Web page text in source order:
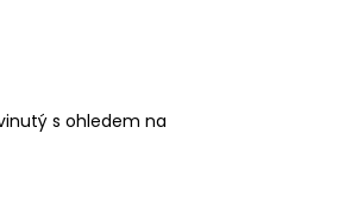
s ohledem na